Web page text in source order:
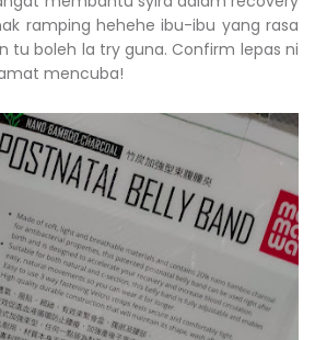
ramping hehehe ibu-ibu yang rasa
tu boleh la try guna. Confirm lepas ni
mencuba!